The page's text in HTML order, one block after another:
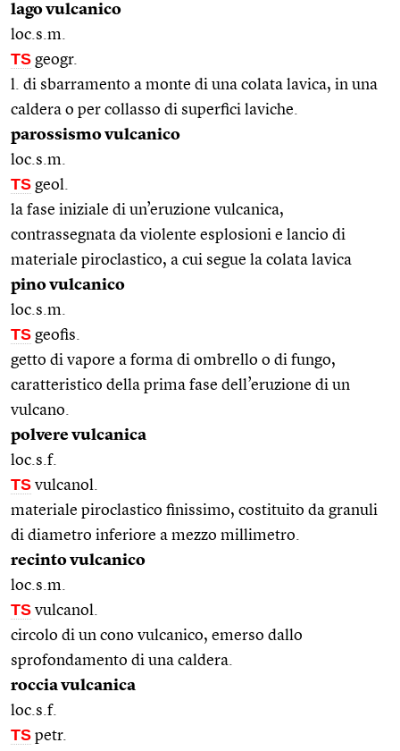
lago vulcanico
loc.s.m.
TS geogr.
l. di sbarramento a monte di una colata lavica, in una
caldera o per collasso di superfici laviche.
parossismo vulcanico
loc.s.m.
TS geol.
la fase iniziale di un’eruzione vulcanica,
contrassegnata da violente esplosioni e lancio di
materiale piroclastico, a cui segue la colata lavica
pino vulcanico
loc.s.m.
TS geofis.
getto di vapore a forma di ombrello o di fungo,
caratteristico della prima fase dell’eruzione di un
vulcano.
polvere vulcanica
loc.s.f.
TS vulcanol.
materiale piroclastico finissimo, costituito da granuli
di diametro inferiore a mezzo millimetro.
recinto vulcanico
loc.s.m.
TS vulcanol.
circolo di un cono vulcanico, emerso dallo
sprofondamento di una caldera.
roccia vulcanica
loc.s.f.
TS petr.